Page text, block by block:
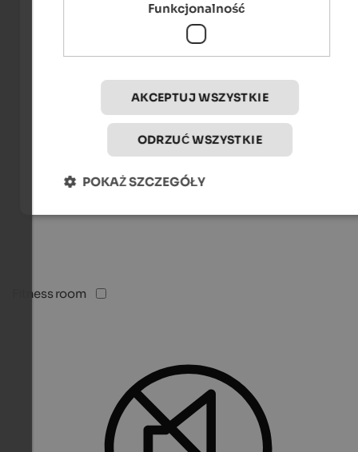
Fitness room
Funkcjonalność
AKCEPTUJ WSZYSTKIE
ODRZUĆ WSZYSTKIE
POKAŻ SZCZEGÓŁY